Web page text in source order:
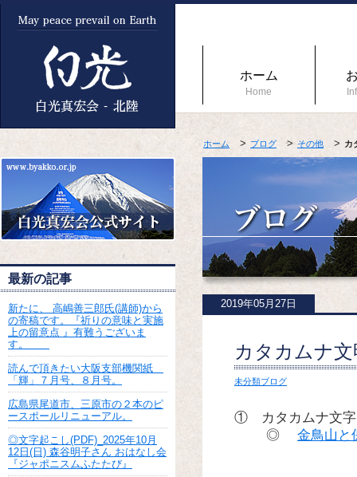
ホーム
Home
ホーム ブログ その他 カ
2019年05月27日
カタカムナ
未分類ブログ
① カタカムナ文字
◎ 金鳥山と
最新の記事
新たに、 高嶋善三郎氏(講師)から
の寄稿です。『祈りの意味と実施
上の留意点 』有難うございま
す。
読んで頂きたい大阪支部機関紙
「輝」７月号、８月号。
広島県尾道市、三原市の２本のピ
ースポールリニューアル。
◎文字起こし(PDF)_2025年10月
12日(日) 森谷明子さん おはなし会
『ジャポニスムふたたび』